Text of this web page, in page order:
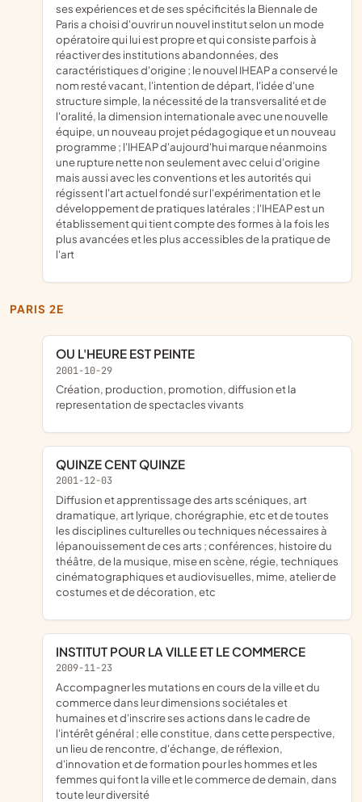
ses expériences et de ses spécificités la Biennale de
Paris a choisi d'ouvrir un nouvel institut selon un mode
opératoire qui lui est propre et qui consiste parfois à
réactiver des institutions abandonnées, des
caractéristiques d'origine ; le nouvel IHEAP a conservé le
nom resté vacant, l'intention de départ, l'idée d'une
structure simple, la nécessité de la transversalité et de
l'oralité, la dimension internationale avec une nouvelle
équipe, un nouveau projet pédagogique et un nouveau
programme ; l'IHEAP d'aujourd'hui marque néanmoins
une rupture nette non seulement avec celui d'origine
mais aussi avec les conventions et les autorités qui
régissent l'art actuel fondé sur l'expérimentation et le
développement de pratiques latérales ; l'IHEAP est un
établissement qui tient compte des formes à la fois les
plus avancées et les plus accessibles de la pratique de
l'art
PARIS 2E
OU L'HEURE EST PEINTE
2001-10-29
création, production, promotion, diffusion et la
representation de spectacles vivants
QUINZE CENT QUINZE
2001-12-03
diffusion et apprentissage des arts scéniques, art
dramatique, art lyrique, chorégraphie, etc et de toutes
les disciplines culturelles ou techniques nécessaires à
lépanouissement de ces arts ; conférences, histoire du
théâtre, de la musique, mise en scène, régie, techniques
cinématographiques et audiovisuelles, mime, atelier de
costumes et de décoration, etc
INSTITUT POUR LA VILLE ET LE COMMERCE
2009-11-23
accompagner les mutations en cours de la ville et du
commerce dans leur dimensions sociétales et
humaines et d'inscrire ses actions dans le cadre de
l'intérêt général ; elle constitue, dans cette perspective,
un lieu de rencontre, d'échange, de réflexion,
d'innovation et de formation pour les hommes et les
femmes qui font la ville et le commerce de demain, dans
toute leur diversité